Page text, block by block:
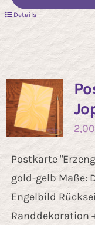
Details
2,00
Postkarte
gold-gelb Maße:
Engelbild
Randdekoration